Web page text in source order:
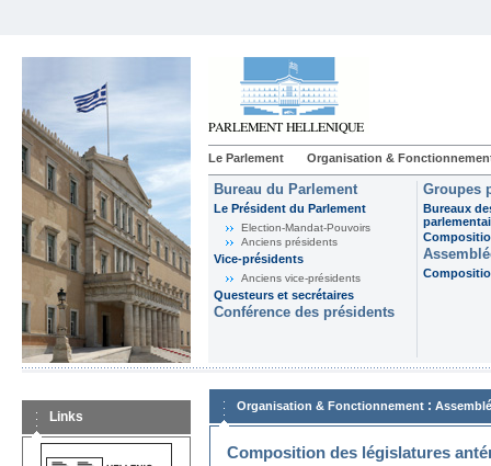
Le Parlement Organisation &
Bureau du Parlement
Le Président du Parlement
Election-Mandat-Pouvoirs
Anciens présidents
Vice-présidents
Anciens vice-présidents
Questeurs et secrétaires
Conférence des présidents
Groupes
Bureaux
Links
Organisation & Fonctionnement :
Composition des législatures